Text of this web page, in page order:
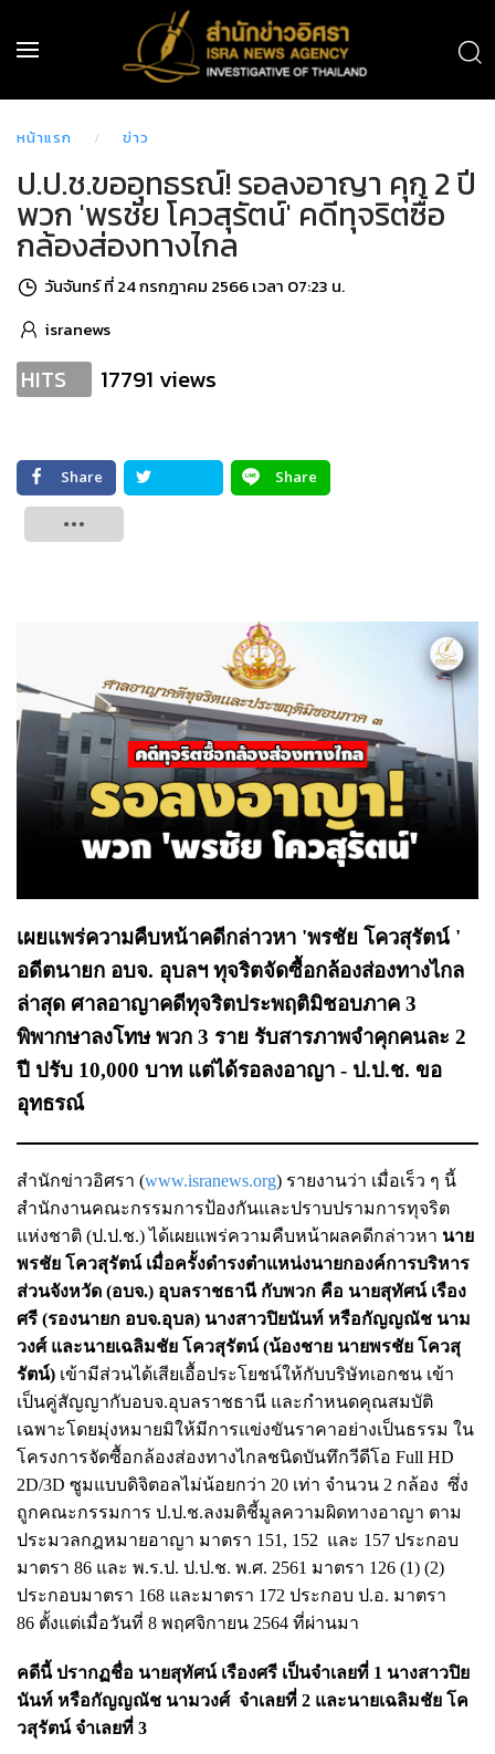
หน้าแรก ข่าว
ป.ป.ช.ขออุทธรณ์! รอลงอาญา คุก 2 ปี
พวก 'พรชัย โควสุรัตน์' คดีทุจริตซื้อ
กล้องส่องทางไกล
วันจันทร์ ที่ 24 กรกฎาคม 2566 เวลา 07:23 น.
isranews
HITS 17791 views
Share
Share
เผยแพร่ความคืบหน้าคดีกล่าวหา 'พรชัย โควสุรัตน์ '
อดีตนายก อบจ. อุบลฯ ทุจริตจัดซื้อกล้องส่องทางไกล
ล่าสุด ศาลอาญาคดีทุจริตประพฤติมิชอบภาค 3
พิพากษาลงโทษ พวก 3 ราย รับสารภาพจำคุกคนละ 2
ปี ปรับ 10,000 บาท แต่ได้รอลงอาญา - ป.ป.ช. ขอ
อุทธรณ์
สำนักข่าวอิศรา (www.isranews.org) รายงานว่า เมื่อเร็ว ๆ นี้
สำนักงานคณะกรรมการป้องกันและปราบปรามการทุจริต
แห่งชาติ (ป.ป.ช.) ได้เผยแพร่ความคืบหน้าผลคดีกล่าวหา นาย
พรชัย โควสุรัตน์ เมื่อครั้งดำรงตำแหน่งนายกองค์การบริหาร
ส่วนจังหวัด (อบจ.) อุบลราชธานี กับพวก คือ นายสุทัศน์ เรือง
ศรี (รองนายก อบจ.อุบล) นางสาวปิยนันท์ หรือกัญญณัช นาม
วงศ์ และนายเฉลิมชัย โควสุรัตน์ (น้องชาย นายพรชัย โควสุ
รัตน์) เข้ามีส่วนได้เสียเอื้อประโยชน์ให้กับบริษัทเอกชน เข้า
เป็นคู่สัญญากับอบจ.อุบลราชธานี และกำหนดคุณสมบัติ
เฉพาะโดยมุ่งหมายมิให้มีการแข่งขันราคาอย่างเป็นธรรม ใน
โครงการจัดซื้อกล้องส่องทางไกลชนิดบันทึกวีดีโอ Full HD
2D/3D ซูมแบบดิจิตอลไม่น้อยกว่า 20 เท่า จำนวน 2 กล้อง ซึ่ง
ถูกคณะกรรมการ​ ป.ป.ช.​ลงมติชี้มูลความผิดทางอาญา ตาม
ประมวลกฎหมายอาญา มาตรา 151, 152 และ 157 ประกอบ
มาตรา 86 และ พ.ร.ป. ป.ป.ช. พ.ศ. 2561 มาตรา 126 (1) (2)
ประกอบมาตรา 168 และมาตรา 172 ประกอบ ป.อ. มาตรา
86 ตั้งแต่เมื่อวันที่ 8 พฤศจิกายน 2564 ที่ผ่านมา
คดีนี้ ปรากฏชื่อ นายสุทัศน์ เรืองศรี เป็นจำเลยที่ 1 นางสาวปิย
นันท์ หรือกัญญณัช นามวงศ์ จำเลยที่ 2 และนายเฉลิมชัย โค
วสุรัตน์ จำเลยที่ 3